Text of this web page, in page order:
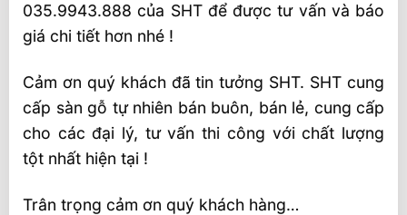
035.9943.888 của SHT để được tư vấn và báo
giá chi tiết hơn nhé !
Cảm ơn quý khách đã tin tưởng SHT. SHT cung
cấp sàn gỗ tự nhiên bán buôn, bán lẻ, cung cấp
cho các đại lý, tư vấn thi công với chất lượng
tột nhất hiện tại !
Trân trọng cảm ơn quý khách hàng…